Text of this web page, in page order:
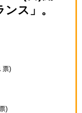
ス」。
票)
)